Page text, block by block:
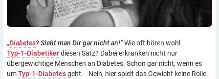
„Diabetes? Sieht man Dir gar nicht an!“Wie oft hören wohl
Typ-1-Diabetikerdiesen Satz? Dabei erkranken nicht nur
übergewichtige Menschen an Diabetes. Schon gar nicht, wenn es
umTyp-1-Diabetesgeht. Nein, hier spielt das Gewicht keine Rolle.